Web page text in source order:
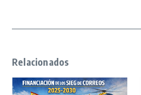
Relacionados